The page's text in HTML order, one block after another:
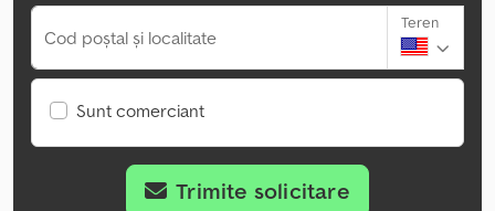
Cod poștal și localitate
Teren
Sunt comerciant
Trimite solicitare